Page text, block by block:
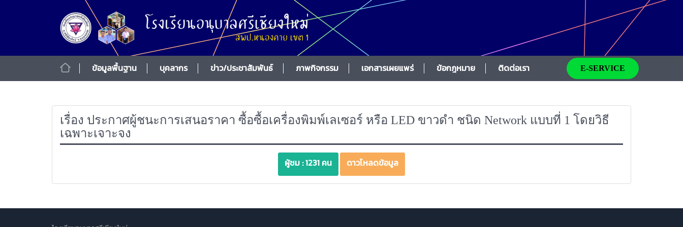
ข้อมูลพื้นฐาน บุคลากร ข่าว/ประชาสัมพันธ์ ภาพกิจกรรม เอกสารเผยแพร่ ข้อกฎหมาย ติดต่อเรา E-SERVICE
เรื่อง ประกาศผู้ชนะการเสนอราคา ซื้อซื้อเครื่องพิมพ์เลเซอร์ หรือ LED ขาวดำ ชนิด Network แบบที่ 1 โดยวิธี
เฉพาะเจาะจง
ผู้ชม : 1231 คน ดาวโหลดข้อมูล